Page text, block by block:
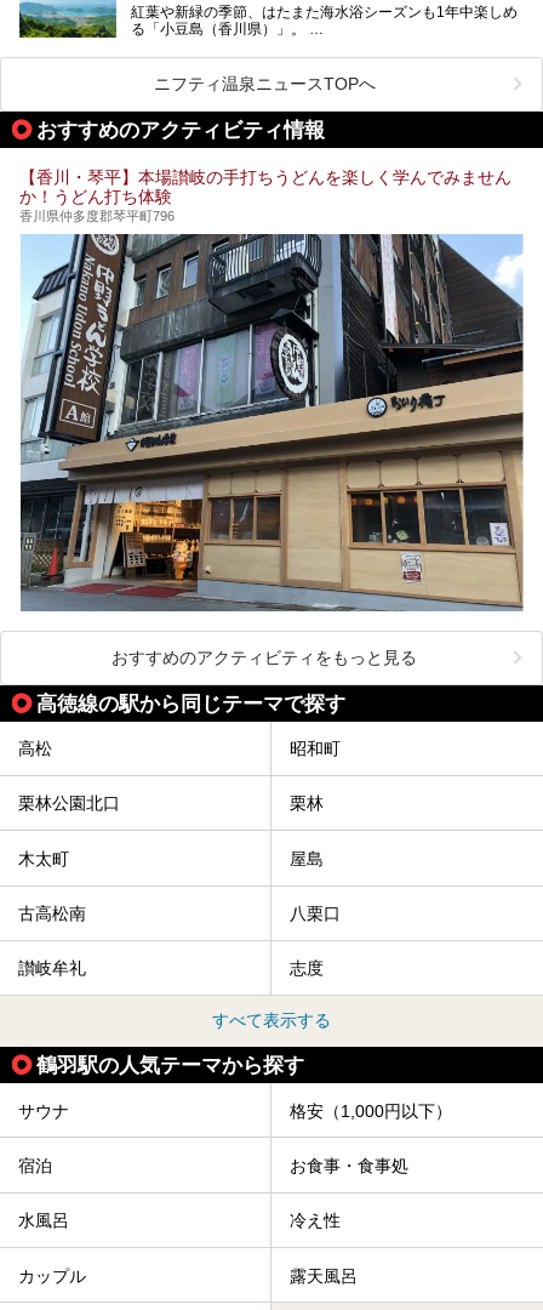
つご紹介しますね。
紅葉や新緑の季節、はたまた海水浴シーズンも1年中楽しめ
る「小豆島（香川県）」。
1周すると82kmもあることから、西と東・南と北ではまっ
たく風景がちがいます。
この記事では西・東・中間くらいの位置にある、小豆島を代
表する３つの大人気温泉をご紹介します。
ュー！お楽しみに。
ニフティ温泉ニュースTOPへ
おすすめのアクティビティ情報
【香川・琴平】本場讃岐の手打ちうどんを楽しく学んでみません
か！うどん打ち体験
香川県仲多度郡琴平町796
おすすめのアクティビティをもっと見る
高徳線の駅から同じテーマで探す
高松 昭和町
栗林公園北口 栗林
木太町 屋島
古高松南 八栗口
讃岐牟礼 志度
すべて表示する
鶴羽駅の人気テーマから探す
サウナ 格安（1,000円以下）
宿泊 お食事・食事処
水風呂 冷え性
カップル 露天風呂